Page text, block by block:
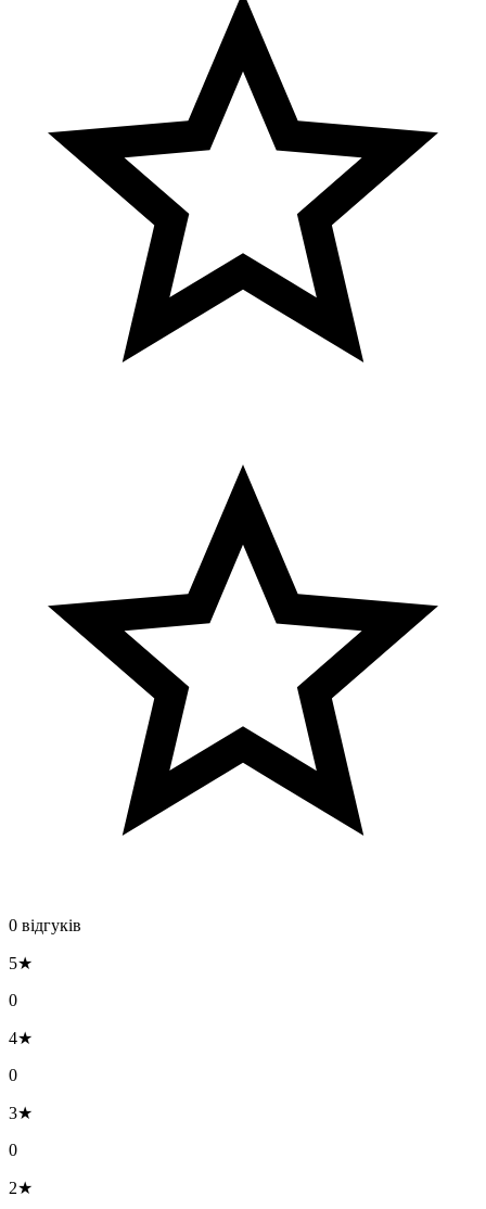
0 відгуків
5★
0
4★
0
3★
0
2★